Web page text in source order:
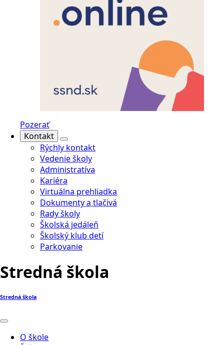
Pozerať
Kontakt
Rýchly kontakt
Vedenie školy
Administratíva
Kariéra
Virtuálna prehliadka
Dokumenty a tlačivá
Rady školy
Školská jedáleň
Školský klub detí
Parkovanie
Stredná škola
Stredná škola
O škole